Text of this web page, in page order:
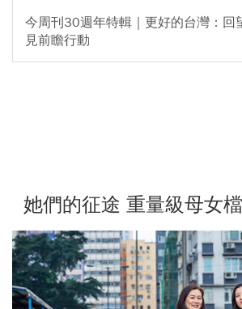
今周刊30週年特輯｜更好的台灣：回
見前瞻行動
她們的征途 重量級母女